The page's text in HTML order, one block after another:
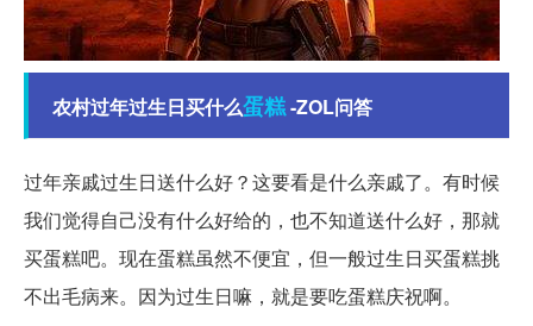
农村过年过生日买什么蛋糕-ZOL问答
过年亲戚过生日送什么好？这要看是什么亲戚了。有时候
我们觉得自己没有什么好给的，也不知道送什么好，那就
买蛋糕吧。现在蛋糕虽然不便宜，但一般过生日买蛋糕挑
不出毛病来。因为过生日嘛，就是要吃蛋糕庆祝啊。